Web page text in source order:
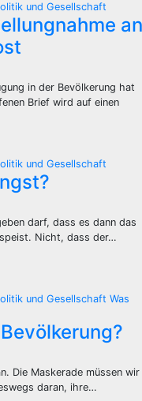
und Gesellschaft
an
in der Bevölkerung hat
Brief wird auf einen
und Gesellschaft
darf, dass es dann das
Nicht, dass der…
und Gesellschaft Was
Die Maskerade müssen wir
daran, ihre…